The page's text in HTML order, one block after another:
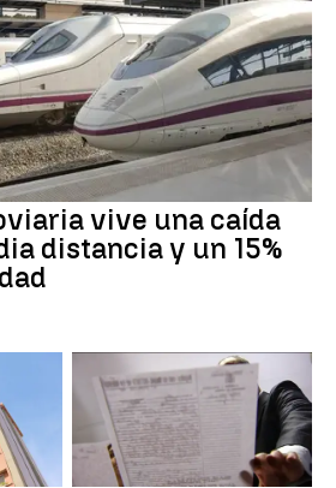
vive una caída
distancia y un 15%